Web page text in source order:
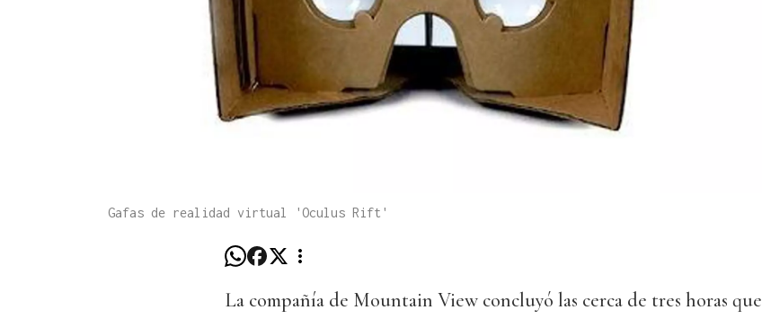
Gafas de realidad virtual 'Oculus Rift'
La compañía de Mountain View concluyó las cerca de tres horas que